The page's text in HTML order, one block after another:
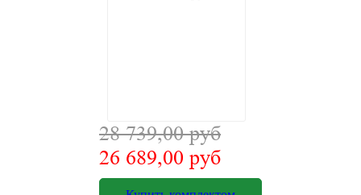
28 739,00 руб
26 689,00 руб